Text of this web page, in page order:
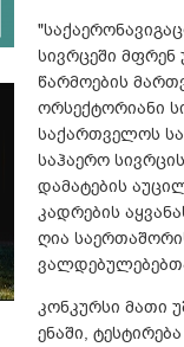
სივრცეში მფრენ
წარმოების
ორსექტორიანი
საქართველოს
საჰაერო
დამატების
კადრების
ღია
კონკურსი მათი
ენაში,